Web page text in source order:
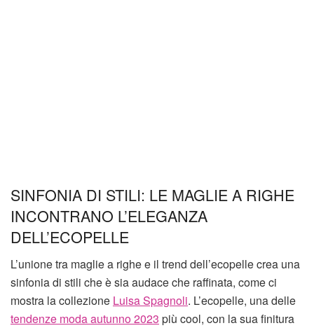
SINFONIA DI STILI: LE MAGLIE A RIGHE
INCONTRANO L’ELEGANZA
DELL’ECOPELLE
L’unione tra maglie a righe e il trend dell’ecopelle crea una
sinfonia di stili che è sia audace che raffinata, come ci
mostra la collezione Luisa Spagnoli. L’ecopelle, una delle
tendenze moda autunno 2023 più cool, con la sua finitura